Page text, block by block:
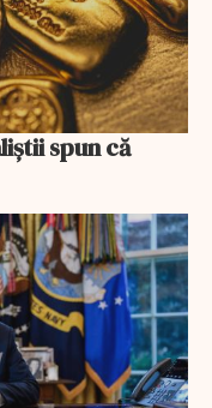
spun că